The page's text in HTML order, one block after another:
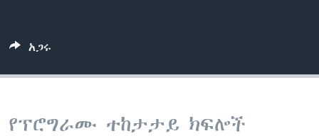
አጋሩ
የፕሮግራሙ ተከታታይ ክፍሎች